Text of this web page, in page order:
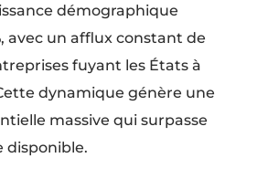
démographique
avec un afflux constant de
fuyant les États à
dynamique génère une
massive qui surpasse
disponible.